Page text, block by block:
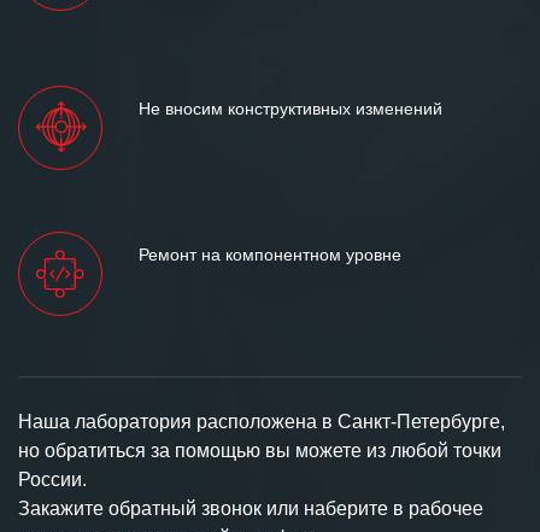
Не вносим конструктивных изменений
Ремонт на компонентном уровне
Наша лаборатория расположена в Санкт-Петербурге,
но обратиться за помощью вы можете из любой точки
России.
Закажите обратный звонок или наберите в рабочее